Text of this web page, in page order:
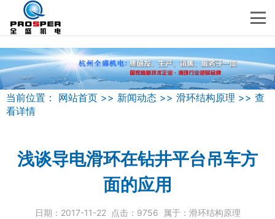
当前位置： 网站首页 >> 新闻动态 >> 滑环结构原理 >> 查
看详情
浅谈导电滑环在钻井平台吊车方
面的应用
日期： 2017-11-22 点击： 9756 属于： 滑环结构原理